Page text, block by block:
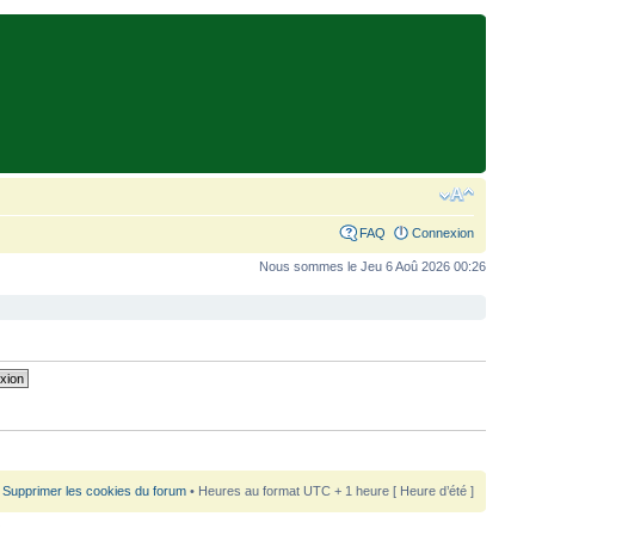
FAQ Connexion
Nous sommes le Jeu 6 Aoû 2026 00:26
Supprimer les cookies du forum• Heures au format UTC + 1 heure [ Heure d’été ]